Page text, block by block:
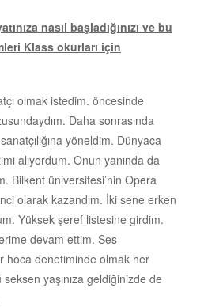
nasıl başladığınızı ve bu
Klass okurları için
olmak istedim. öncesinde
Daha sonrasında
yöneldim. Dünyaca
alıyordum. Onun yanında da
Bilkent üniversitesi’nin Opera
olarak kazandım. İki sene erken
Yüksek şeref listesine girdim.
devam ettim. Ses
hoca denetiminde olmak her
yaşınıza geldiğinizde de